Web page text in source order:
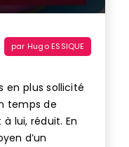
par Hugo ESSIQUE
en plus sollicité
temps de
lui, réduit. En
d’un